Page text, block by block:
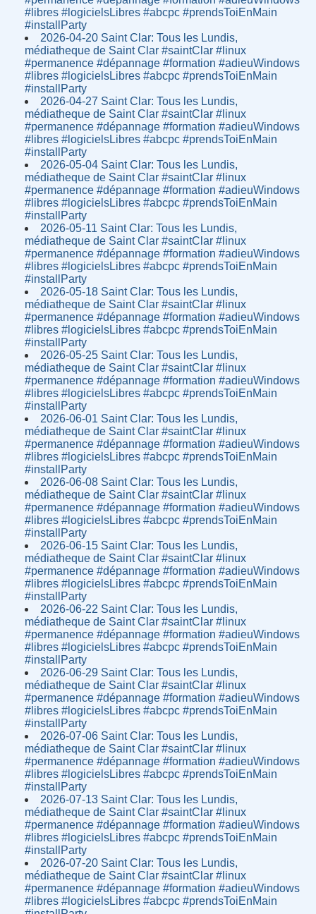
#libres #logicielsLibres #abcpc #prendsToiEnMain
#installParty
2026-04-20 Saint Clar: Tous les Lundis,
médiatheque de Saint Clar #saintClar #linux
#permanence #dépannage #formation #adieuWindows
#libres #logicielsLibres #abcpc #prendsToiEnMain
#installParty
2026-04-27 Saint Clar: Tous les Lundis,
médiatheque de Saint Clar #saintClar #linux
#permanence #dépannage #formation #adieuWindows
#libres #logicielsLibres #abcpc #prendsToiEnMain
#installParty
2026-05-04 Saint Clar: Tous les Lundis,
médiatheque de Saint Clar #saintClar #linux
#permanence #dépannage #formation #adieuWindows
#libres #logicielsLibres #abcpc #prendsToiEnMain
#installParty
2026-05-11 Saint Clar: Tous les Lundis,
médiatheque de Saint Clar #saintClar #linux
#permanence #dépannage #formation #adieuWindows
#libres #logicielsLibres #abcpc #prendsToiEnMain
#installParty
2026-05-18 Saint Clar: Tous les Lundis,
médiatheque de Saint Clar #saintClar #linux
#permanence #dépannage #formation #adieuWindows
#libres #logicielsLibres #abcpc #prendsToiEnMain
#installParty
2026-05-25 Saint Clar: Tous les Lundis,
médiatheque de Saint Clar #saintClar #linux
#permanence #dépannage #formation #adieuWindows
#libres #logicielsLibres #abcpc #prendsToiEnMain
#installParty
2026-06-01 Saint Clar: Tous les Lundis,
médiatheque de Saint Clar #saintClar #linux
#permanence #dépannage #formation #adieuWindows
#libres #logicielsLibres #abcpc #prendsToiEnMain
#installParty
2026-06-08 Saint Clar: Tous les Lundis,
médiatheque de Saint Clar #saintClar #linux
#permanence #dépannage #formation #adieuWindows
#libres #logicielsLibres #abcpc #prendsToiEnMain
#installParty
2026-06-15 Saint Clar: Tous les Lundis,
médiatheque de Saint Clar #saintClar #linux
#permanence #dépannage #formation #adieuWindows
#libres #logicielsLibres #abcpc #prendsToiEnMain
#installParty
2026-06-22 Saint Clar: Tous les Lundis,
médiatheque de Saint Clar #saintClar #linux
#permanence #dépannage #formation #adieuWindows
#libres #logicielsLibres #abcpc #prendsToiEnMain
#installParty
2026-06-29 Saint Clar: Tous les Lundis,
médiatheque de Saint Clar #saintClar #linux
#permanence #dépannage #formation #adieuWindows
#libres #logicielsLibres #abcpc #prendsToiEnMain
#installParty
2026-07-06 Saint Clar: Tous les Lundis,
médiatheque de Saint Clar #saintClar #linux
#permanence #dépannage #formation #adieuWindows
#libres #logicielsLibres #abcpc #prendsToiEnMain
#installParty
2026-07-13 Saint Clar: Tous les Lundis,
médiatheque de Saint Clar #saintClar #linux
#permanence #dépannage #formation #adieuWindows
#libres #logicielsLibres #abcpc #prendsToiEnMain
#installParty
2026-07-20 Saint Clar: Tous les Lundis,
médiatheque de Saint Clar #saintClar #linux
#permanence #dépannage #formation #adieuWindows
#libres #logicielsLibres #abcpc #prendsToiEnMain